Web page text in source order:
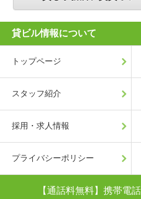
貸ビル情報について
トップページ
スタッフ紹介
採用・求人情報
プライバシーポリシー
【通話料無料】携帯電